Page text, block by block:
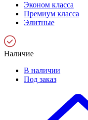
Эконом класса
Премиум класса
Элитные
Наличие
В наличии
Под заказ